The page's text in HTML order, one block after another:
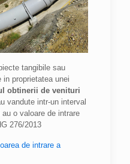
tangibile sau
proprietatea unei
obtinerii de venituri
vandute intr-un interval
o valoare de intrare
276/2013
de intrare a